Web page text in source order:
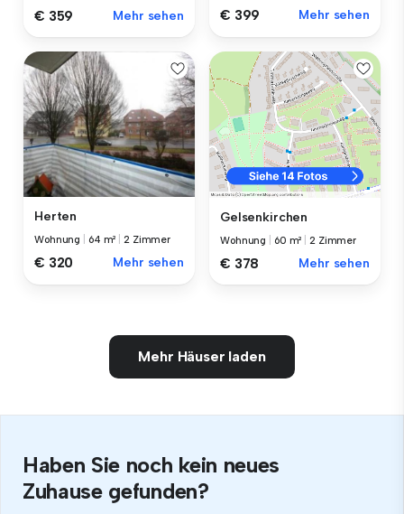
€ 359 Mehr sehen € 399 Mehr sehen
Herten
Wohnung 64 m² |2 Zimmer
€ 320 Mehr sehen
Gelsenkirchen
Wohnung 60 m² |2 Zimmer
€ 378 Mehr sehen
Mehr Häuser laden
Haben Sie noch kein neues
Zuhause gefunden?